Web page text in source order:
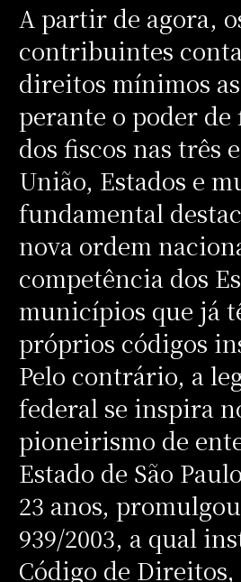
A partir de agora,
contribuintes
direitos mínimos
perante o poder de
dos fiscos nas três
União, Estados e
fundamental
nova ordem
competência dos
municípios que já
próprios códigos
Pelo contrário, a
federal se inspira
pioneirismo de
Estado de São
23 anos,
939/2003, a qual
Código de Direitos,